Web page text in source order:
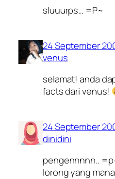
sluuurps… =P~
24 September
venus
selamat! anda
facts dari venus!
24 September
dinidini
pengennnnn..
lorong yang